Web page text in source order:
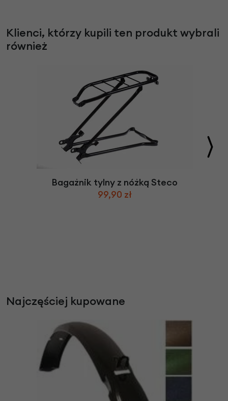
Klienci, którzy kupili ten produkt wybrali
również
Bagażnik tylny z nóżką Steco
99,90 zł
Najczęściej kupowane